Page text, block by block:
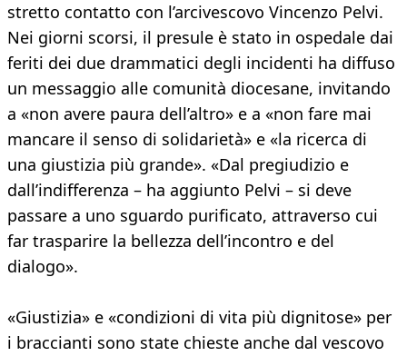
stretto contatto con l’arcivescovo Vincenzo Pelvi.
Nei giorni scorsi, il presule è stato in ospedale dai
feriti dei due drammatici degli incidenti ha diffuso
un messaggio alle comunità diocesane, invitando
a «non avere paura dell’altro» e a «non fare mai
mancare il senso di solidarietà» e «la ricerca di
una giustizia più grande». «Dal pregiudizio e
dall’indifferenza – ha aggiunto Pelvi – si deve
passare a uno sguardo purificato, attraverso cui
far trasparire la bellezza dell’incontro e del
dialogo».
«Giustizia» e «condizioni di vita più dignitose» per
i braccianti sono state chieste anche dal vescovo